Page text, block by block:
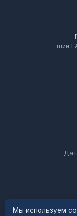
Мы используем
шин